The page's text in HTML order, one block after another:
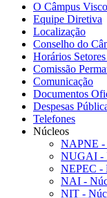
O Câmpus
Equipe Diretiva
Localização
Conselho do
Horários
Comissão
Comunicação
Documentos
Despesas
Telefones
Núcleos
NAPNE -
NUGAI -
NEPEC -
NAI -
NIT -